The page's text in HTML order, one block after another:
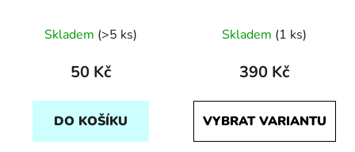
Skladem (>5 ks)
50 Kč
DO KOŠÍKU
Skladem (1 ks)
390 Kč
VYBRAT VARIANTU